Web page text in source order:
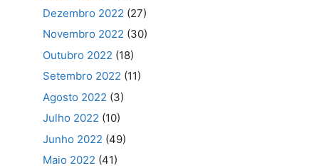
Dezembro 2022 (27)
Novembro 2022 (30)
Outubro 2022 (18)
Setembro 2022 (11)
Agosto 2022 (3)
Julho 2022 (10)
Junho 2022 (49)
Maio 2022 (41)